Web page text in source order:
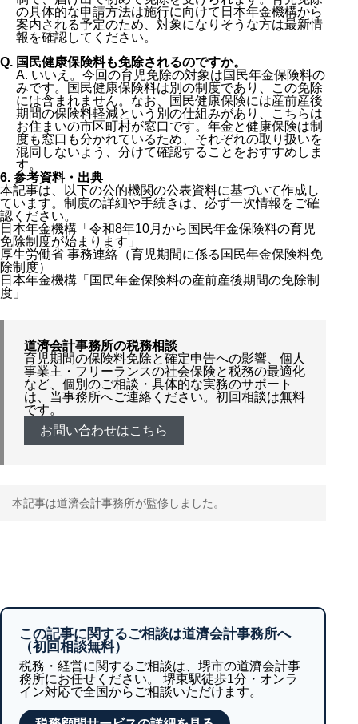
の具体的な申請方法は施行に向けて日本年金機構から
案内される予定のため、対象になりそうな方は最新情
報を確認してください。
Q. 国民健康保険料も免除されるのですか。
A. いいえ。今回の育児免除の対象は国民年金保険料の
みです。国民健康保険料は別の制度であり、この免除
には含まれません。なお、国民健康保険には産前産後
期間の保険料軽減という別の仕組みがあり、こちらは
お住まいの市区町村が窓口です。年金と健康保険は制
度も窓口も分かれているため、それぞれの取り扱いを
混同しないよう、分けて確認することをおすすめしま
す。
6. 参考資料・出典
本記事は、以下の公的機関の公表資料に基づいて作成し
ています。制度の詳細や手続きは、必ず一次情報をご確
認ください。
日本年金機構「令和8年10月から国民年金保険料の育児
免除制度が始まります」
厚生労働省 事務連絡（育児期間に係る国民年金保険料免
除制度）
日本年金機構「国民年金保険料の産前産後期間の免除制
度」
道濟会計事務所の税務相談
育児期間の保険料免除と確定申告への影響、個人
事業主・フリーランスの社会保険と税務の最適化
など、個別のご相談・具体的な実務のサポート
は、当事務所へご連絡ください。初回相談は無料
です。
お問い合わせはこちら
本記事は道濟会計事務所が監修しました。
この記事に関するご相談は道濟会計事務所へ
（初回相談無料）
税務・経営に関するご相談は、堺市の道濟会計事
務所にお任せください。 堺東駅徒歩1分・オンラ
イン対応で全国からご相談いただけます。